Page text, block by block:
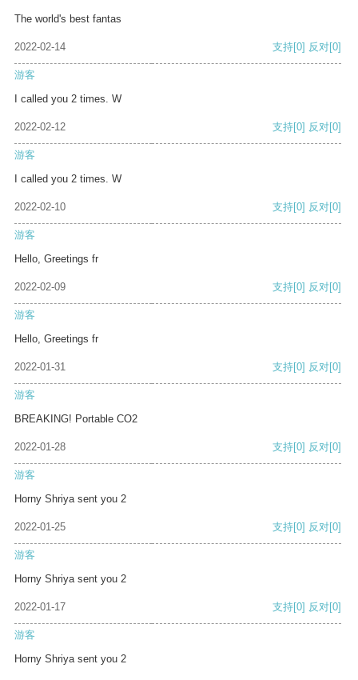
The world's best fantas
2022-02-14 支持[0] 反对[0]
游客
I called you 2 times. W
2022-02-12 支持[0] 反对[0]
游客
I called you 2 times. W
2022-02-10 支持[0] 反对[0]
游客
Hello, Greetings fr
2022-02-09 支持[0] 反对[0]
游客
Hello, Greetings fr
2022-01-31 支持[0] 反对[0]
游客
BREAKING! Portable CO2
2022-01-28 支持[0] 反对[0]
游客
Horny Shriya sent you 2
2022-01-25 支持[0] 反对[0]
游客
Horny Shriya sent you 2
2022-01-17 支持[0] 反对[0]
游客
Horny Shriya sent you 2